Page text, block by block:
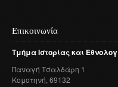
Επικοινωνία
ΤμήμαΙστορίαςκαι
Παναγή Τσαλδάρη 1
Κομοτηνή, 69132